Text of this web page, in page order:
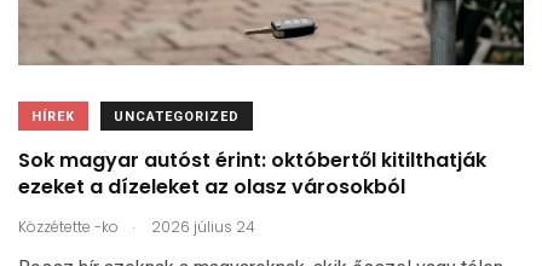
HÍREK UNCATEGORIZED
Sok magyar autóst érint: októbertől kitilthatják
ezeket a dízeleket az olasz városokból
Közzétette -ko . 2026 július 24